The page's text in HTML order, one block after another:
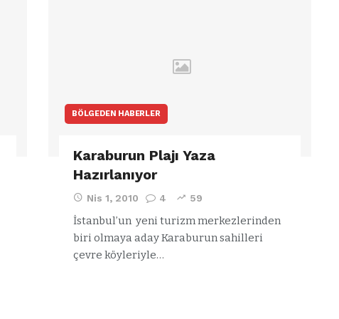
BÖLGEDEN HABERLER
Karaburun Plajı Yaza
Hazırlanıyor
Nis 1, 2010 4 59
İstanbul’un yeni turizm merkezlerinden
biri olmaya aday Karaburun sahilleri
çevre köyleriyle…